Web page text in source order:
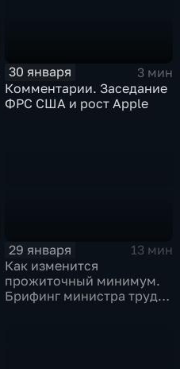
30 января
3 мин
Комментарии. Заседание
ФРС США и рост Apple
29 января
13 мин
Как изменится
прожиточный минимум.
Брифинг министра труда